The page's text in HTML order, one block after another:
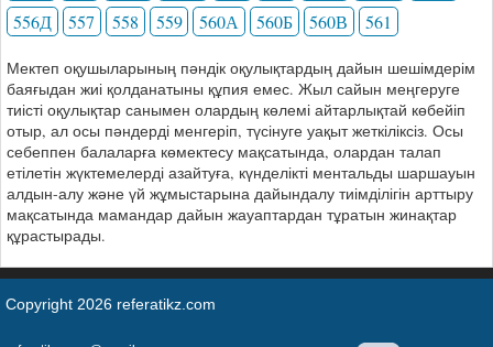
556Д
557 558 559 560А 560Б 560В 561
Мектеп оқушыларының пәндік оқулықтардың дайын шешімдерім
баяғыдан жиі қолданатыны құпия емес. Жыл сайын меңгеруге
тиісті оқулықтар санымен олардың көлемі айтарлықтай көбейіп
отыр, ал осы пәндерді менгеріп, түсінуге уақыт жеткіліксіз. Осы
себеппен балаларға көмектесу мақсатында, олардан талап
етілетін жүктемелерді азайтуға, күнделікті ментальды шаршауын
алдын-алу және үй жұмыстарына дайындалу тиімділігін арттыру
мақсатында мамандар дайын жауаптардан тұратын жинақтар
құрастырады.
Copyright 2026 referatikz.com